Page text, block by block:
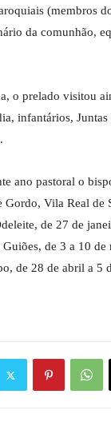
(membros
da comunhão,
o prelado visitou
infantários, Juntas
ano pastoral o
Gordo, Vila Real de
de 27 de
de 3 a 10
de 28 de abril a 5